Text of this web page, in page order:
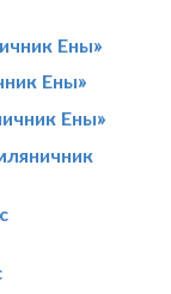
Ены»
Ены»
Ены»